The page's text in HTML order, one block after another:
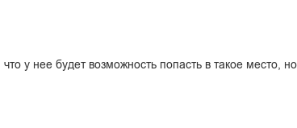
у нее будет возможность попасть в такое место,